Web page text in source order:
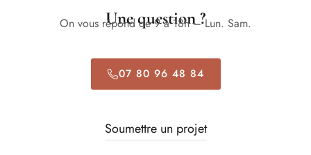
Une question ?
On vous répond de 9 à 18h – Lun. Sam.
07 80 96 48 84
Soumettre un projet